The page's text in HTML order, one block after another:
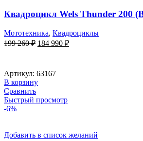
Квадроцикл Wels Thunder 200
Мототехника, Квадроциклы
199 260₽ Первоначальная
260 ₽.
184 990 ₽Текущая
Артикул: 63167
В корзину
Сравнить
Быстрый просмотр
-6%
Добавить в список желаний